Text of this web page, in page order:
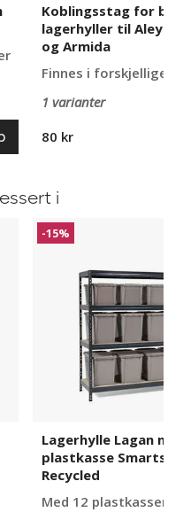
Koblingsstag for
lagerhyller til
og Armida
Finnes i forskjellige
1 varianter
80 kr
i
Lagerhylle
Lagan
plastkasse
Smartstore
Recycled
-15%
Lagerhylle Lagan
plastkasse
Recycled
Med 12 plastkasser